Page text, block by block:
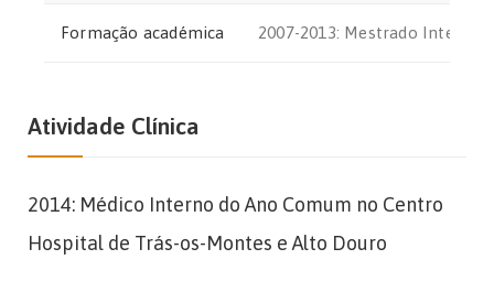
Formação académica 2007-2013: Mestrado
Atividade Clínica
2014: Médico Interno do Ano Comum no Centro
Hospital de Trás-os-Montes e Alto Douro